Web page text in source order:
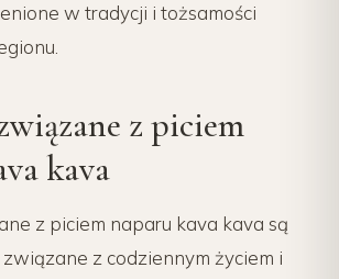
w tradycji i tożsamości
z piciem
kava
z piciem naparu kava kava są
z codziennym życiem i